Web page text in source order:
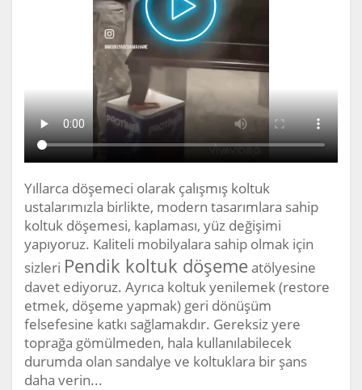
Yıllarca döşemeci olarak çalışmış koltuk
ustalarımızla birlikte, modern tasarımlara sahip
koltuk döşemesi, kaplaması, yüz değişimi
yapıyoruz. Kaliteli mobilyalara sahip olmak için
sizleri Pendik koltuk döşemeatölyesine
davet ediyoruz. Ayrıca koltuk yenilemek (restore
etmek, döşeme yapmak) geri dönüşüm
felsefesine katkı sağlamakdır. Gereksiz yere
toprağa gömülmeden, hala kullanılabilecek
durumda olan sandalye ve koltuklara bir şans
daha verin...